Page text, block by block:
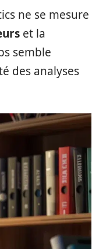
ne se mesure
et la
semble
des analyses